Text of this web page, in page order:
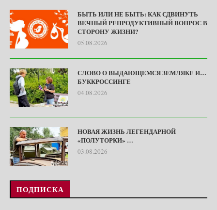
БЫТЬ ИЛИ НЕ БЫТЬ: КАК СДВИНУТЬ
ВЕЧНЫЙ РЕПРОДУКТИВНЫЙ ВОПРОС В
СТОРОНУ ЖИЗНИ?
05.08.2026
СЛОВО О ВЫДАЮЩЕМСЯ ЗЕМЛЯКЕ И…
БУККРОССИНГЕ
04.08.2026
НОВАЯ ЖИЗНЬ ЛЕГЕНДАРНОЙ
«ПОЛУТОРКИ» …
03.08.2026
ПОДПИСКА